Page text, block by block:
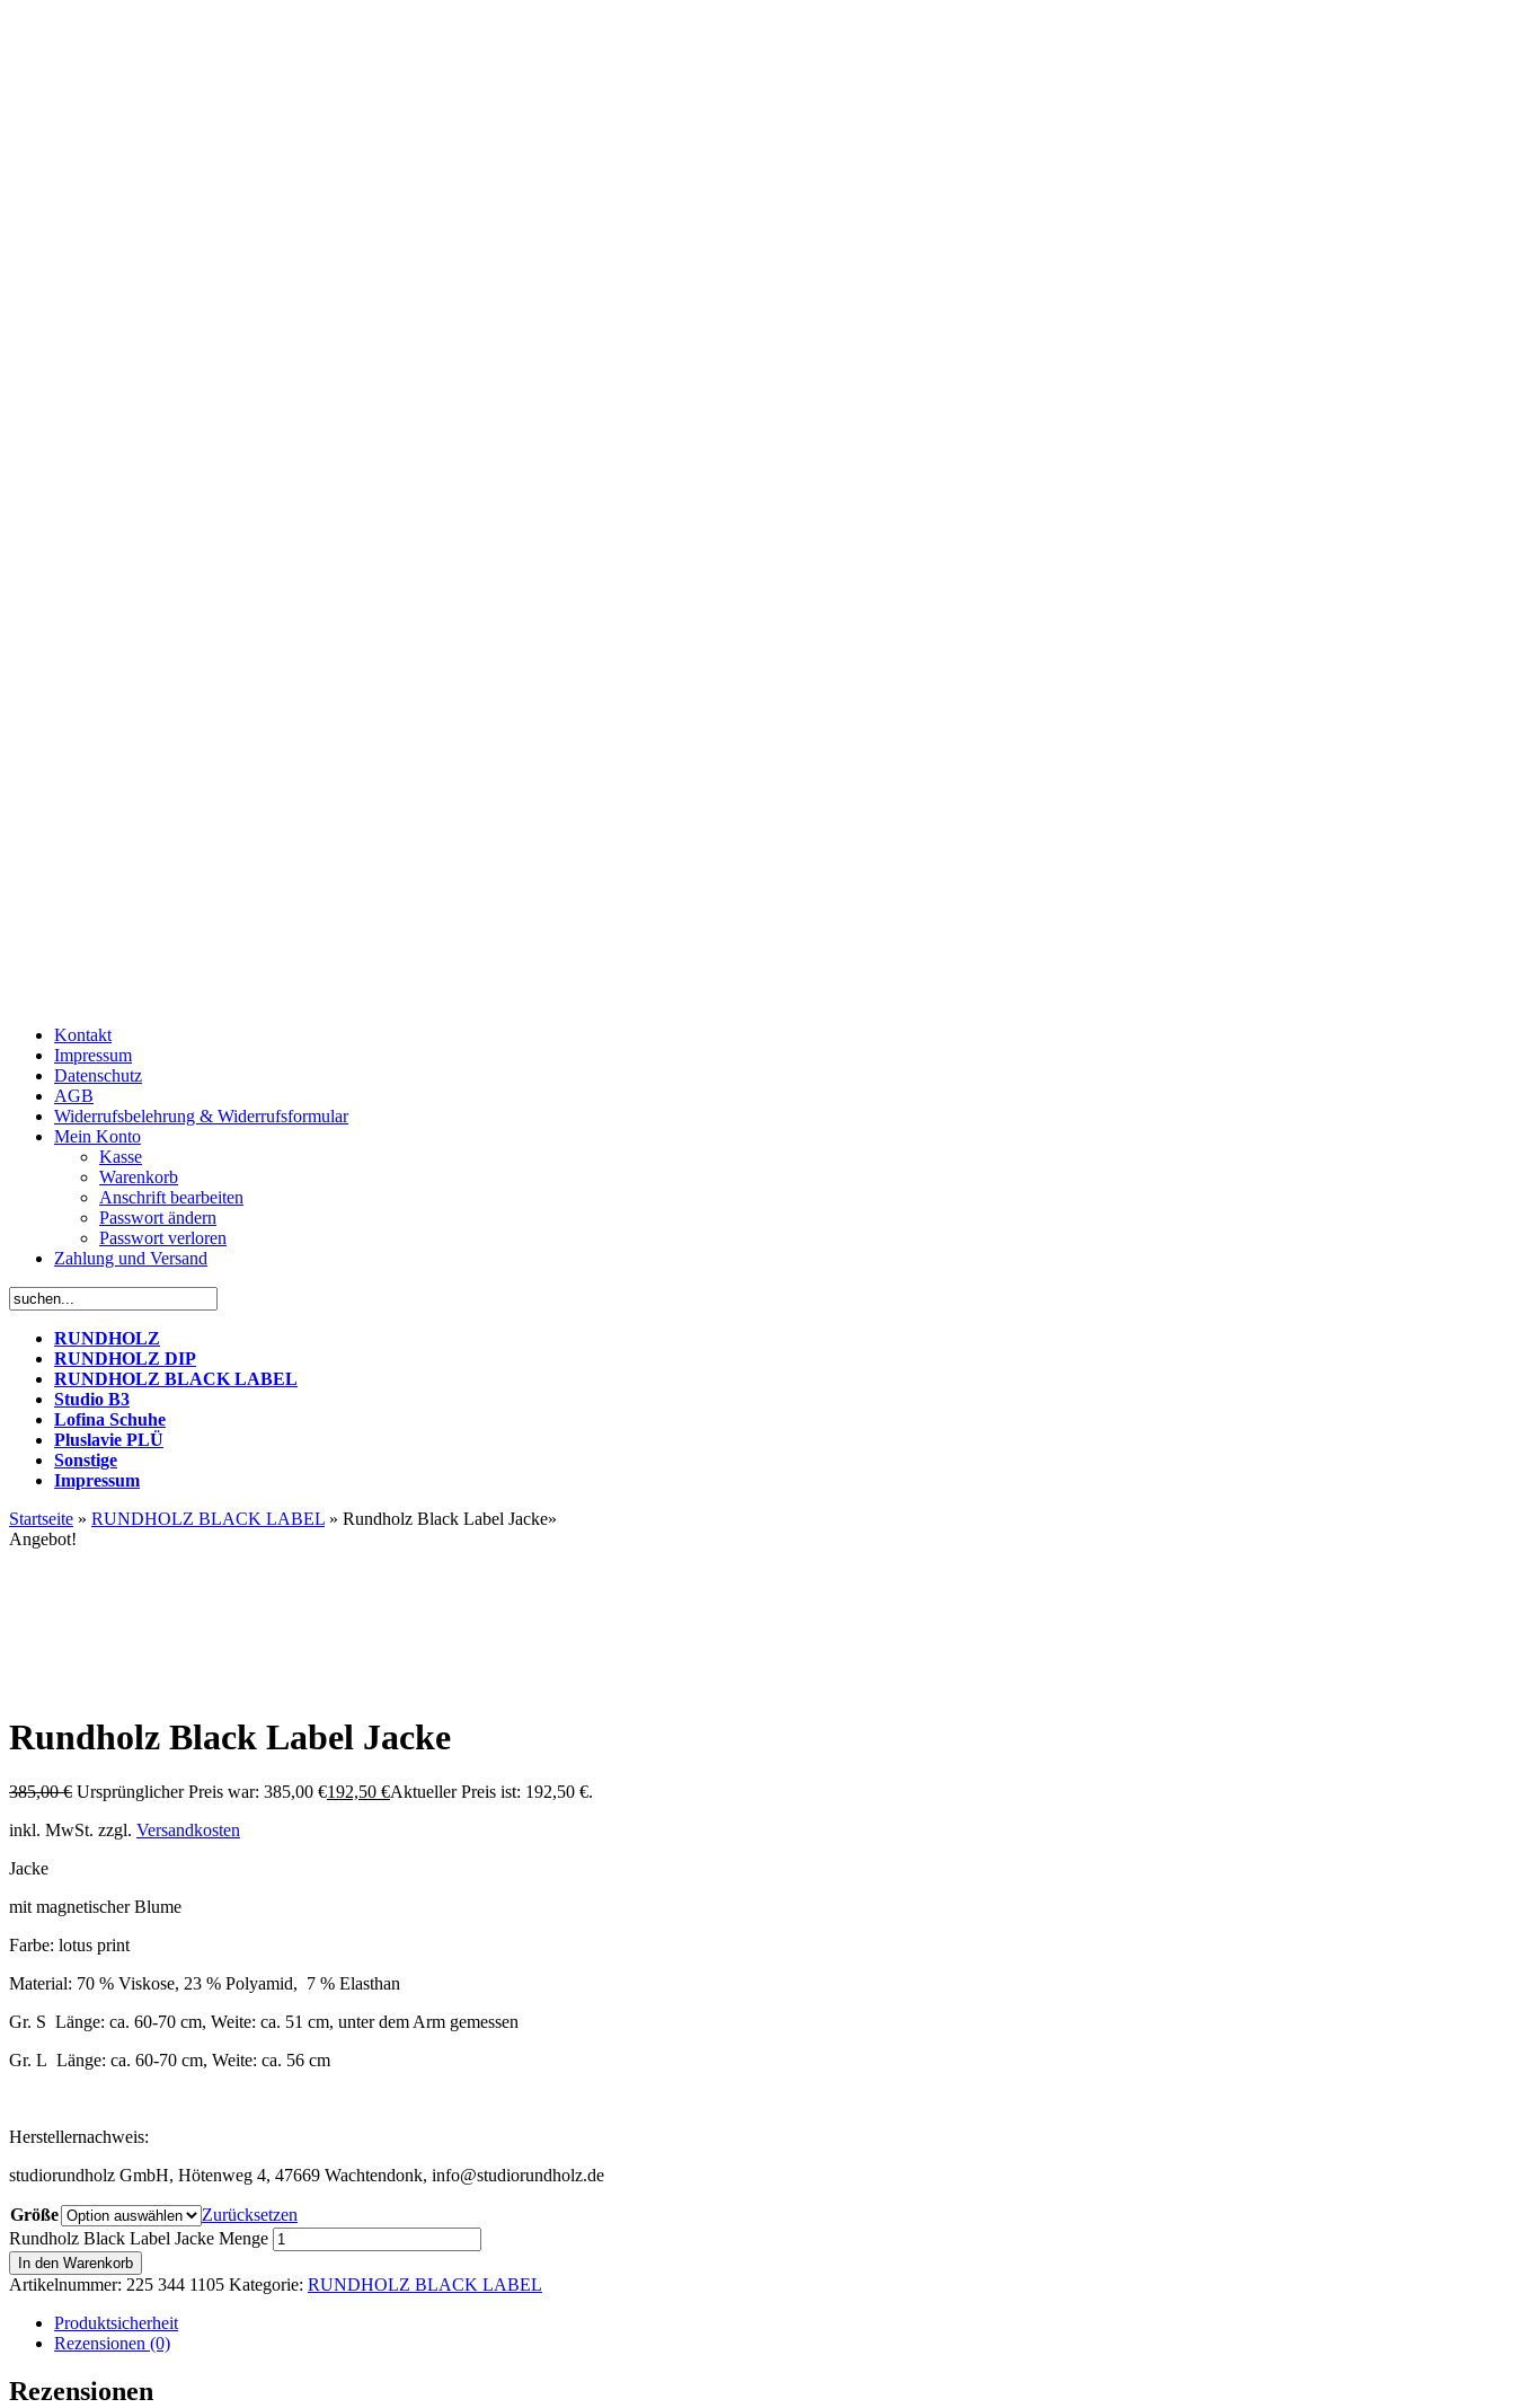
Kontakt
Impressum
Datenschutz
AGB
Widerrufsbelehrung & Widerrufsformular
Mein Konto
Kasse
Warenkorb
Anschrift bearbeiten
Passwort ändern
Passwort verloren
Zahlung und Versand
RUNDHOLZ
RUNDHOLZ DIP
RUNDHOLZ BLACK LABEL
Studio B3
Lofina Schuhe
Pluslavie PLÜ
Sonstige
Impressum
Startseite » RUNDHOLZ BLACK LABEL » Rundholz Black Label Jacke»
Angebot!
Rundholz Black Label Jacke
385,00€ Ursprünglicher Preis war: 385,00 €192,50 €Aktueller Preis ist: 192,50 €.
inkl. MwSt. zzgl. Versandkosten
Jacke
mit magnetischer Blume
Farbe: lotus print
Material: 70 % Viskose, 23 % Polyamid, 7 % Elasthan
Gr. S Länge: ca. 60-70 cm, Weite: ca. 51 cm, unter dem Arm gemessen
Gr. L Länge: ca. 60-70 cm, Weite: ca. 56 cm
Herstellernachweis:
studiorundholz GmbH, Hötenweg 4, 47669 Wachtendonk, info@studiorundholz.de
Größe
Zurücksetzen
Rundholz Black Label Jacke Menge
In den Warenkorb
Artikelnummer: 225 344 1105 Kategorie: RUNDHOLZ BLACK LABEL
Produktsicherheit
Rezensionen (0)
Rezensionen